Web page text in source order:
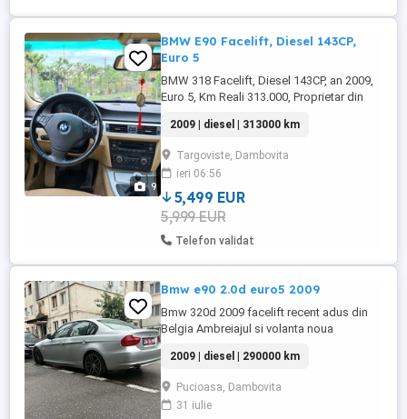
9
BMW E90 Facelift, Diesel 143CP,
Euro 5
BMW 318 Facelift, Diesel 143CP, an 2009,
Euro 5, Km Reali 313.000, Proprietar din
originale, fără accident! Nu e mașină de
vânzare rapidă, e mașină pentru omul care
vrea E90 fără bătăi de cap. Optiuni : Faruri
bi-xenon adaptive Lumini de zi LED
Stopuri și ...
2009 | diesel | 313000 km
Targoviste, Dambovita
ieri 06:56
5,499 EUR
5,999 EUR
Telefon validat
Bmw e90 2.0d euro5 2009
Bmw 320d 2009 facelift recent adus din
Belgia Ambreiajul si volanta noua
290k reali
2009 | diesel | 290000 km
Pucioasa, Dambovita
31 iulie